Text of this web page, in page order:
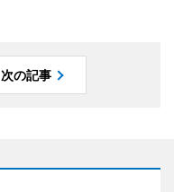
次の記事